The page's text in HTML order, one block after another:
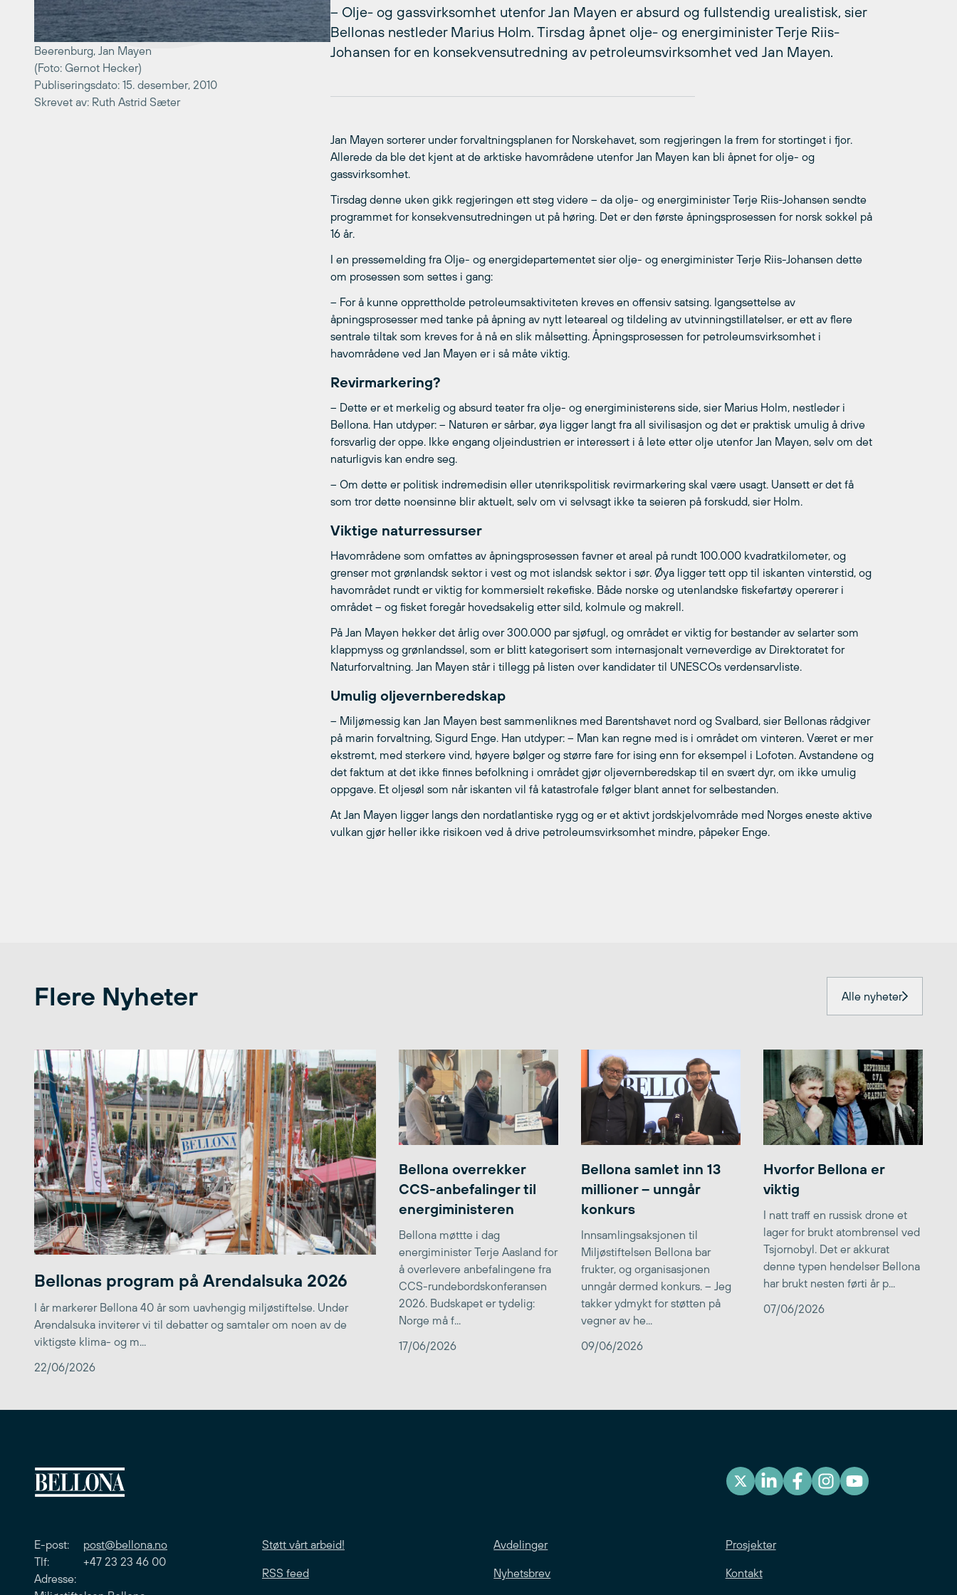
Beerenburg, Jan Mayen
(Foto: Gernot Hecker)
Publiseringsdato: 15. desember, 2010
Skrevet av: Ruth Astrid Sæter
– Olje- og gassvirksomhet utenfor Jan Mayen er absurd og fullstendig urealistisk, sier
Bellonas nestleder Marius Holm. Tirsdag åpnet olje- og energiminister Terje Riis-
Johansen for en konsekvensutredning av petroleumsvirksomhet ved Jan Mayen.
Jan Mayen sorterer under forvaltningsplanen for Norskehavet, som regjeringen la frem for stortinget i fjor.
Allerede da ble det kjent at de arktiske havområdene utenfor Jan Mayen kan bli åpnet for olje- og
gassvirksomhet.
Tirsdag denne uken gikk regjeringen ett steg videre – da olje- og energiminister Terje Riis-Johansen sendte
programmet for konsekvensutredningen ut på høring. Det er den første åpningsprosessen for norsk sokkel på
16 år.
I en pressemelding fra Olje- og energidepartementet sier olje- og energiminister Terje Riis-Johansen dette
om prosessen som settes i gang:
– For å kunne opprettholde petroleumsaktiviteten kreves en offensiv satsing. Igangsettelse av
åpningsprosesser med tanke på åpning av nytt leteareal og tildeling av utvinningstillatelser, er ett av flere
sentrale tiltak som kreves for å nå en slik målsetting. Åpningsprosessen for petroleumsvirksomhet i
havområdene ved Jan Mayen er i så måte viktig.
Revirmarkering?
– Dette er et merkelig og absurd teater fra olje- og energiministerens side, sier Marius Holm, nestleder i
Bellona. Han utdyper: – Naturen er sårbar, øya ligger langt fra all sivilisasjon og det er praktisk umulig å drive
forsvarlig der oppe. Ikke engang oljeindustrien er interessert i å lete etter olje utenfor Jan Mayen, selv om det
naturligvis kan endre seg.
– Om dette er politisk indremedisin eller utenrikspolitisk revirmarkering skal være usagt. Uansett er det få
som tror dette noensinne blir aktuelt, selv om vi selvsagt ikke ta seieren på forskudd, sier Holm.
Viktige naturressurser
Havområdene som omfattes av åpningsprosessen favner et areal på rundt 100.000 kvadratkilometer, og
grenser mot grønlandsk sektor i vest og mot islandsk sektor i sør. Øya ligger tett opp til iskanten vinterstid, og
havområdet rundt er viktig for kommersielt rekefiske. Både norske og utenlandske fiskefartøy opererer i
området – og fisket foregår hovedsakelig etter sild, kolmule og makrell.
På Jan Mayen hekker det årlig over 300.000 par sjøfugl, og området er viktig for bestander av selarter som
klappmyss og grønlandssel, som er blitt kategorisert som internasjonalt verneverdige av Direktoratet for
Naturforvaltning. Jan Mayen står i tillegg på listen over kandidater til UNESCOs verdensarvliste.
Umulig oljevernberedskap
– Miljømessig kan Jan Mayen best sammenliknes med Barentshavet nord og Svalbard, sier Bellonas rådgiver
på marin forvaltning, Sigurd Enge. Han utdyper: – Man kan regne med is i området om vinteren. Været er mer
ekstremt, med sterkere vind, høyere bølger og større fare for ising enn for eksempel i Lofoten. Avstandene og
det faktum at det ikke finnes befolkning i området gjør oljevernberedskap til en svært dyr, om ikke umulig
oppgave. Et oljesøl som når iskanten vil få katastrofale følger blant annet for selbestanden.
At Jan Mayen ligger langs den nordatlantiske rygg og er et aktivt jordskjelvområde med Norges eneste aktive
vulkan gjør heller ikke risikoen ved å drive petroleumsvirksomhet mindre, påpeker Enge.
Flere Nyheter Alle nyheter
Bellonas program på Arendalsuka 2026
I år markerer Bellona 40 år som uavhengig miljøstiftelse. Under
Arendalsuka inviterer vi til debatter og samtaler om noen av de
viktigste klima- og m...
22/06/2026
Bellona overrekker
CCS-anbefalinger til
energiministeren
Bellona møttte i dag
energiminister Terje Aasland for
å overlevere anbefalingene fra
CCS-rundebordskonferansen
2026. Budskapet er tydelig:
Norge må f...
17/06/2026
Bellona samlet inn 13
millioner – unngår
konkurs
Innsamlingsaksjonen til
Miljøstiftelsen Bellona bar
frukter, og organisasjonen
unngår dermed konkurs. – Jeg
takker ydmykt for støtten på
vegner av he...
09/06/2026
Hvorfor Bellona er
viktig
I natt traff en russisk drone et
lager for brukt atombrensel ved
Tsjornobyl. Det er akkurat
denne typen hendelser Bellona
har brukt nesten førti år p...
07/06/2026
E-post: post@bellona.no
Tlf: +47 23 23 46 00
Adresse:
Støtt vårt arbeid! Avdelinger Prosjekter
RSS feed Nyhetsbrev Kontakt